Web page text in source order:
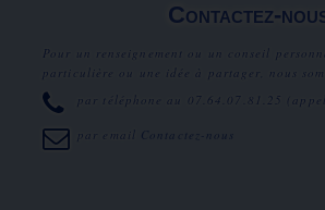
Contactez-
Pour un renseignement ou un conseil
particulière ou une idée à partager, nous
par téléphone au
07.64.07.81.25
par email Contactez-nous